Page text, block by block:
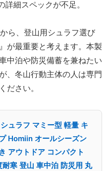
詳細スペックが不足。
ら、登山用シュラフ選び
が最重要と考えます。本製
中泊や防災備蓄を兼ねたい
、冬山行動主体の人は専門
ださい。
ュラフ マミー型 軽量 キ
Homiin オールシーズン
アウトドア コンパクト
耐寒 登山 車中泊 防災用 丸